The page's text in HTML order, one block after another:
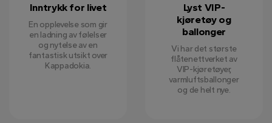
Inntrykk for livet
En opplevelse som gir
en ladning av følelser
og nytelse av en
fantastisk utsikt over
Kappadokia.
Lyst VIP-
kjøretøy og
ballonger
Vi har det største
flåtenettverket av
VIP-kjøretøyer,
varmluftsballonger
og de helt nye.